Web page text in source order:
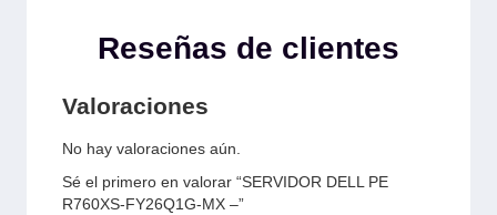
Reseñas de clientes
Valoraciones
No hay valoraciones aún.
Sé el primero en valorar “SERVIDOR DELL PE
R760XS-FY26Q1G-MX –”